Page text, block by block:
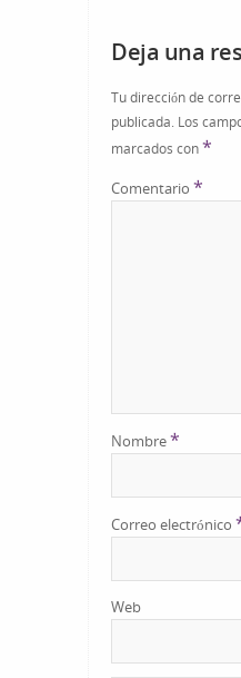
Deja una
Tu dirección de
publicada. Los
marcados con*
Comentario *
Nombre*
Correo electrónico
Web